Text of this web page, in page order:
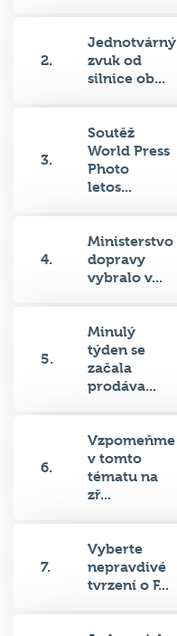
2.
Jednotvárný
zvuk od
silnice ob...
3.
Soutěž
World Press
Photo
letos...
4.
Ministerstvo
dopravy
vybralo v...
5.
Minulý
týden se
začala
prodáva...
6.
Vzpomeňme
v tomto
tématu na
zř...
7.
Vyberte
nepravdivé
tvrzení o F...